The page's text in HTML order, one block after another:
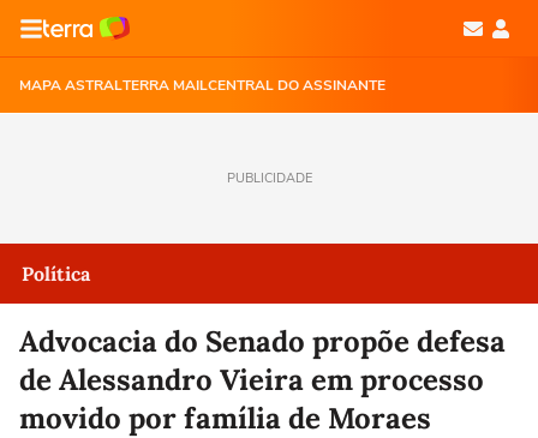
MAPA ASTRALTERRA MAILCENTRAL DO ASSINANTE
PUBLICIDADE
Política
Advocacia do Senado propõe defesa
de Alessandro Vieira em processo
movido por família de Moraes